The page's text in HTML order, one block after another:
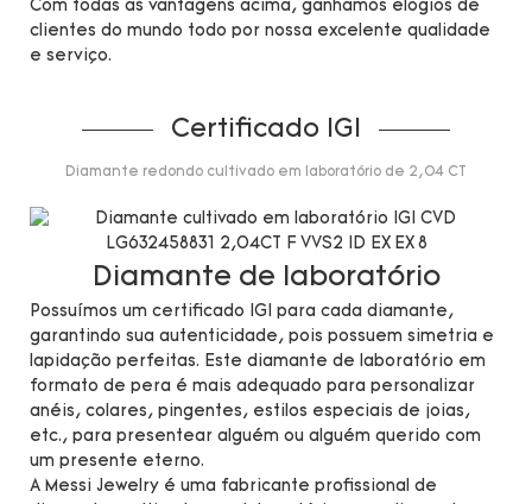
Com todas as vantagens acima, ganhamos elogios de
clientes do mundo todo por nossa excelente qualidade
e serviço.
Certificado IGI
Diamante redondo cultivado em laboratório de 2,04 CT
Diamante de laboratório
Possuímos um certificado IGI para cada diamante,
garantindo sua autenticidade, pois possuem simetria e
lapidação perfeitas. Este diamante de laboratório em
formato de pera é mais adequado para personalizar
anéis, colares, pingentes, estilos especiais de joias,
etc., para presentear alguém ou alguém querido com
um presente eterno.
A Messi Jewelry é uma fabricante profissional de